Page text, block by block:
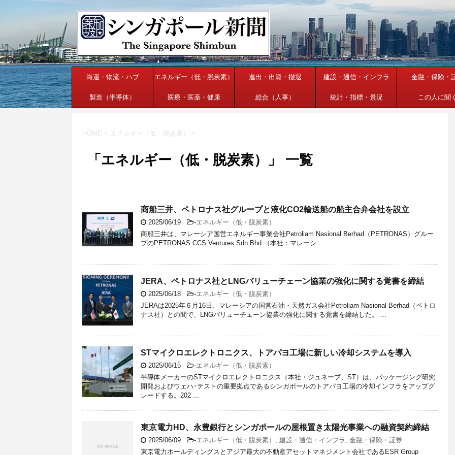
海運・物流・ハブ エネルギー（低・脱炭素） 進出・出資・撤退 建設・通信・インフラ 金融・保険・
製造（半導体） 医療・医薬・健康 総合（人事） 統計・指標・景況 この人に聞
HOME > エネルギー（低・脱炭素） >
「エネルギー（低・脱炭素）」 一覧
商船三井、ペトロナス社グループと液化CO2輸送船の船主合弁会社を設立
2025/06/19 -エネルギー（低・脱炭素）
商船三井は、マレーシア国営エネルギー事業会社Petroliam Nasional Berhad（PETRONAS）グルー
プのPETRONAS CCS Ventures Sdn.Bhd.（本社：マレーシ ...
JERA、ペトロナス社とLNGバリューチェーン協業の強化に関する覚書を締結
2025/06/18 -エネルギー（低・脱炭素）
JERAは2025年６月16日、マレーシアの国営石油・天然ガス会社Petroliam Nasional Berhad（ペトロ
ナス社）との間で、LNGバリューチェーン協業の強化に関する覚書を締結した。 ...
STマイクロエレクトロニクス、トアパヨ工場に新しい冷却システムを導入
2025/06/15 -エネルギー（低・脱炭素）
半導体メーカーのSTマイクロエレクトロニクス（本社・ジュネーブ、ST）は、パッケージング研究
開発およびウェハ･テストの重要拠点であるシンガポールのトアパヨ工場の冷却インフラをアップグ
レードする。202 ...
東京電力HD、永豊銀行とシンガポールの屋根置き太陽光事業への融資契約締結
2025/06/09 -エネルギー（低・脱炭素） , 建設・通信・インフラ , 金融・保険・証券
東京電力ホールディングスとアジア最大の不動産アセットマネジメント会社であるESR Group